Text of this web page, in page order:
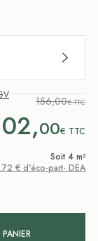
156,00€ TTC
00€ TTC
Soit 4 m²
€ d'éco-part- DEA